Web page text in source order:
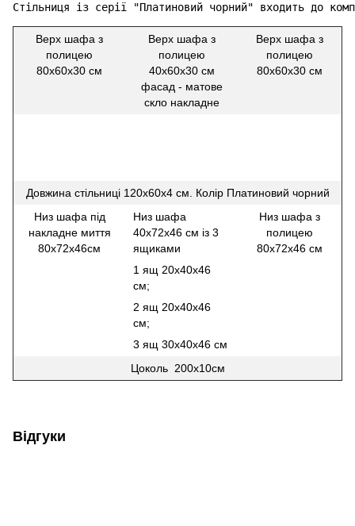
Стільниця із серії "Платиновий чорний" входить до
Верх шафа з
полицею
80х60х30 см
Верх шафа з
полицею
40х60х30 см
фасад - матове
скло накладне
Верх шафа з
полицею
80х60х30 см
Довжина стільниці 120х60х4 см. Колір Платиновий чорний
Низ шафа під
накладне миття
80х72х46см
Низ шафа
40х72х46 см із 3
ящиками
1 ящ 20х40х46
см;
2 ящ 20х40х46
см;
3 ящ 30х40х46 см
Низ шафа з
полицею
80х72х46 см
Цоколь 200х10см
Відгуки